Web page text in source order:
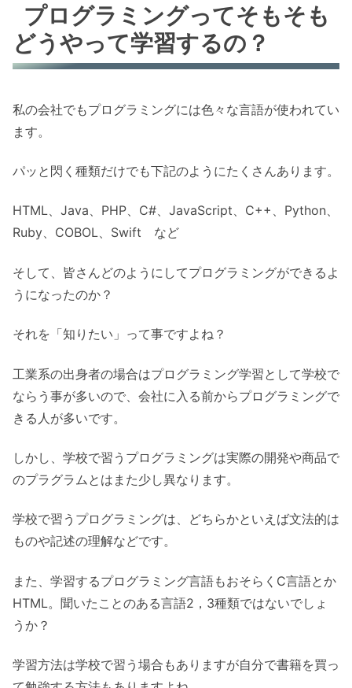
プログラミングってそもそも
どうやって学習するの？
私の会社でもプログラミングには色々な言語が使われてい
ます。
パッと閃く種類だけでも下記のようにたくさんあります。
HTML、Java、PHP、C#、JavaScript、C++、Python、
Ruby、COBOL、Swift など
そして、皆さんどのようにしてプログラミングができるよ
うになったのか？
それを「知りたい」って事ですよね？
工業系の出身者の場合はプログラミング学習として学校で
ならう事が多いので、会社に入る前からプログラミングで
きる人が多いです。
しかし、学校で習うプログラミングは実際の開発や商品で
のプラグラムとはまた少し異なります。
学校で習うプログラミングは、どちらかといえば文法的は
ものや記述の理解などです。
また、学習するプログラミング言語もおそらくC言語とか
HTML。聞いたことのある言語2，3種類ではないでしょ
うか？
学習方法は学校で習う場合もありますが自分で書籍を買っ